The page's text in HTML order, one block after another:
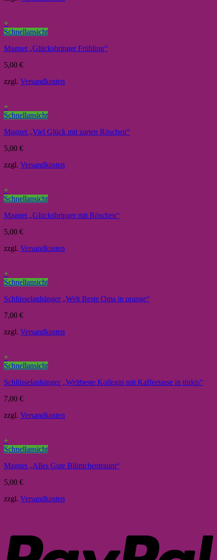
+
Schnellansicht
Magnet „Glücksbringer Frühling“
5,00 €
zzgl. Versandkosten
+
Schnellansicht
Magnet „Viel Glück mit zarten Röschen“
5,00 €
zzgl. Versandkosten
+
Schnellansicht
Magnet „Glücksbringer mit Röschen“
5,00 €
zzgl. Versandkosten
+
Schnellansicht
Schlüsselanhänger „Welt Beste Oma in orange“
7,00 €
zzgl. Versandkosten
+
Schnellansicht
Schlüsselanhänger „Weltbeste Kollegin mit Kaffeetasse in türkis“
7,00 €
zzgl. Versandkosten
+
Schnellansicht
Magnet „Alles Gute Blümchentraum“
5,00 €
zzgl. Versandkosten